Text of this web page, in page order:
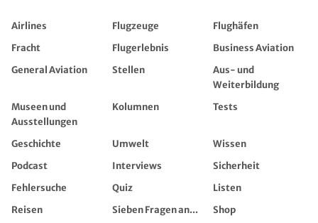
Airlines Flugzeuge
Flughäfen
Fracht
Flugerlebnis
Business Aviation
General Aviation
Stellen
Aus- und
Weiterbildung
Museen und
Ausstellungen
Kolumnen Tests
Geschichte Umwelt
Wissen
Podcast
Interviews
Sicherheit
Fehlersuche
Quiz
Listen
Reisen
Sieben Fragen an...
Shop